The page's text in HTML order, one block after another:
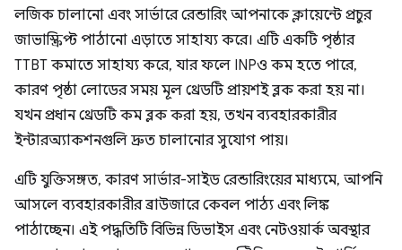
লজিক চালানো এবং সার্ভারে রেন্ডারিং আপনাকে ক্লায়েন্টে প্রচুর
জাভাস্ক্রিপ্ট পাঠানো এড়াতে সাহায্য করে। এটি একটি পৃষ্ঠার
TTBT কমাতে সাহায্য করে, যার ফলে INPও কম হতে পারে,
কারণ পৃষ্ঠা লোডের সময় মূল থ্রেডটি প্রায়শই ব্লক করা হয় না।
যখন প্রধান থ্রেডটি কম ব্লক করা হয়, তখন ব্যবহারকারীর
ইন্টারঅ্যাকশনগুলি দ্রুত চালানোর সুযোগ পায়।
এটি যুক্তিসঙ্গত, কারণ সার্ভার-সাইড রেন্ডারিংয়ের মাধ্যমে, আপনি
আসলে ব্যবহারকারীর ব্রাউজারে কেবল পাঠ্য এবং লিঙ্ক
পাঠাচ্ছেন। এই পদ্ধতিটি বিভিন্ন ডিভাইস এবং নেটওয়ার্ক অবস্থার